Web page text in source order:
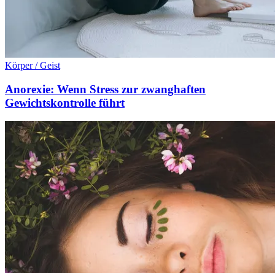
Körper / Geist
Anorexie: Wenn Stress zur zwanghaften
Gewichtskontrolle führt